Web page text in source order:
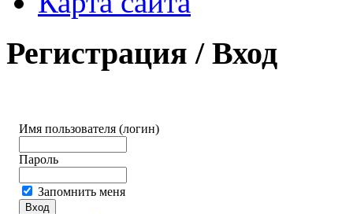
Регистрация / Вход
Имя пользователя (логин)
Пароль
Запомнить меня